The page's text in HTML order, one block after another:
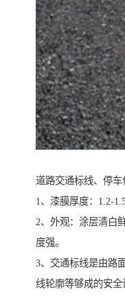
道路交通标线、停车
1、漆膜厚度：1.2-
2、外观：涂层清白
度强。
3、交通标线是由路
线轮廓等够成的安全